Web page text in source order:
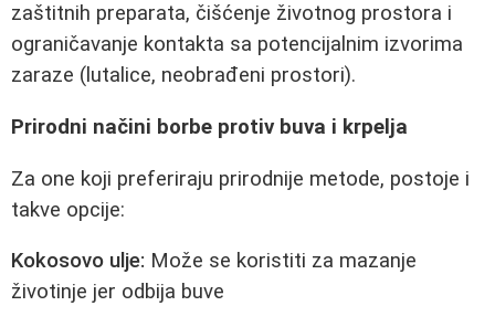
zaštitnih preparata, čišćenje životnog prostora i
ograničavanje kontakta sa potencijalnim izvorima
zaraze (lutalice, neobrađeni prostori).
Prirodni načini borbe protiv buva i krpelja
Za one koji preferiraju prirodnije metode, postoje i
takve opcije:
Kokosovo ulje: Može se koristiti za mazanje
životinje jer odbija buve